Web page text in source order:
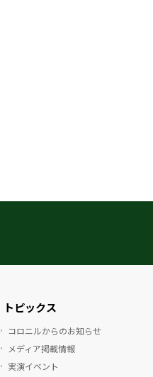
トピックス
コロニルからのお知らせ
メディア掲載情報
実演イベント